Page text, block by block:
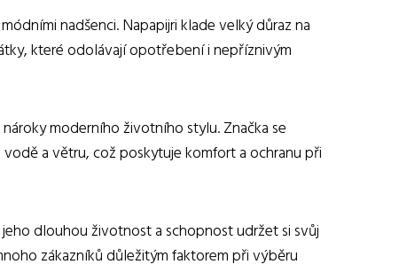
nadšenci. Napapijri klade velký důraz na
které odolávají opotřebení i nepříznivým
moderního životního stylu. Značka se
a větru, což poskytuje komfort a ochranu při
dlouhou životnost a schopnost udržet si svůj
zákazníků důležitým faktorem při výběru